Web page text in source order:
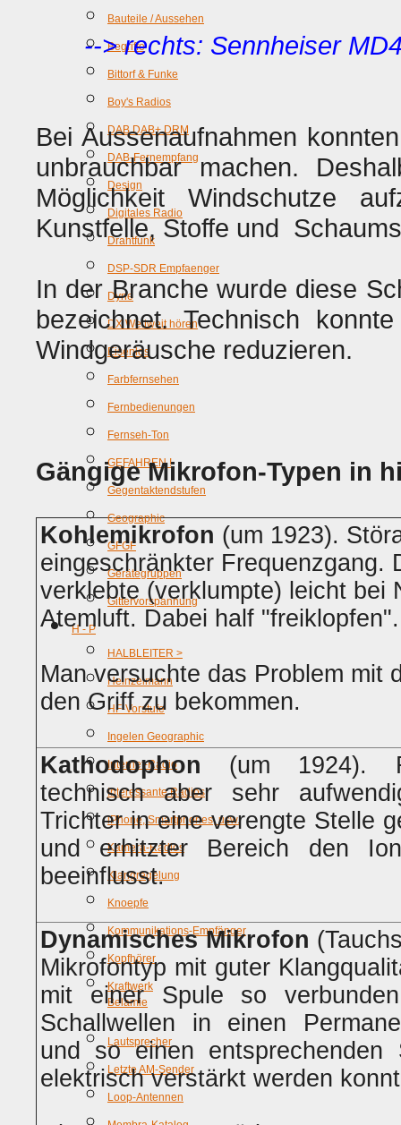
Bauteile / Aussehen
Begriffe
Bittorf & Funke
Boy's Radios
DAB DAB+ DRM
DAB-Fernempfang
Design
Digitales Radio
Drahtfunk
DSP-SDR Empfaenger
Dyne
DX Weltweit hören
Eisenlos
Farbfernsehen
Fernbedienungen
Fernseh-Ton
GEFAHREN !
Gegentaktendstufen
Geographic
GFGF
Gerätegruppen
Gittervorspannung
H - P
HALBLEITER >
Heinzelmann
HF-Vorstufe
Ingelen Geographic
Internet-Radio
Interessante Radios
iPhone, Smartphones, usw.
Kamera-Radios
Klangregelung
Knoepfe
Kommunikations-Empfänger
Kopfhörer
Kraftwerk
Belamie
Lautsprecher
Letzte AM-Sender
Loop-Antennen
--> rechts: Sennheiser
Bei Aussenaufnahmen
unbrauchbar machen.
Möglichkeit Windschutze
Kunstfelle, Stoffe und
In der Branche wurde diese
bezeichnet. Technisch
Windgeräusche reduzieren.
Gängige Mikrofon-Typen in
Kohlemikrofon (um 1923).
eingeschränkter Frequenzgang.
verklebte (verklumpte) leicht bei
Atemluft. Dabei half "freiklopfen".
Man versuchte das Problem mit
den Griff zu bekommen.
Kathodophon (um 1924).
technisch aber sehr
Trichter in eine verengte Stelle
und erhitzter Bereich den
beeinflusst.
Dynamisches Mikrofon
Mikrofontyp mit guter
mit einer Spule so
Schallwellen in einen
und so einen entsprechenden
elektrisch verstärkt werden